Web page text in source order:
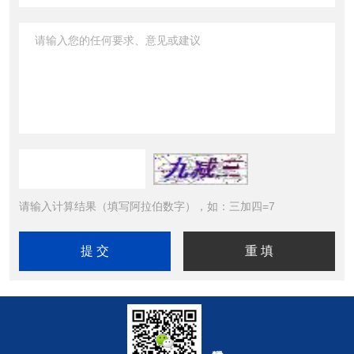
请输入计算结果（填写阿拉伯数字），如：三加四=7